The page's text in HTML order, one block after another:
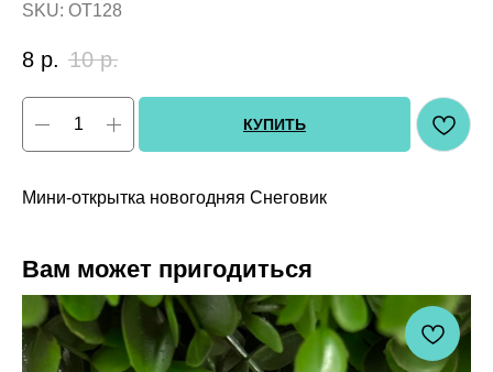
SKU: OT128
8 р. 10 р.
КУПИТЬ
Мини-открытка новогодняя Снеговик
Вам может пригодиться